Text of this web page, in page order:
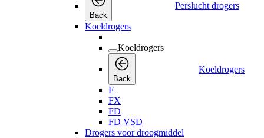
Back
Perslucht drogers
Koeldrogers
Koeldrogers
Back
Koeldrogers
F
FX
FD
FD VSD
Drogers voor droogmiddel